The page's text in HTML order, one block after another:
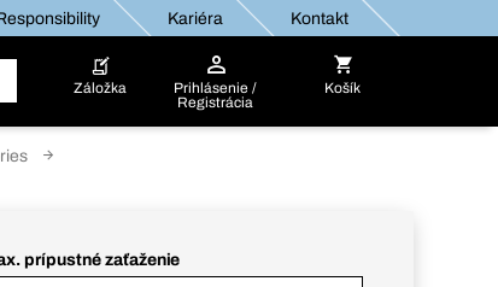
Kariéra Kontakt
Záložka
Prihlásenie /
Registrácia
Košík
prípustné zaťaženie